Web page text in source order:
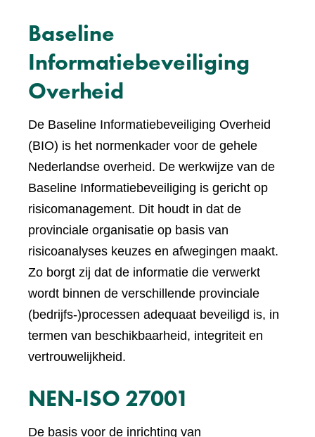
Baseline
Informatiebeveiliging
Overheid
De Baseline Informatiebeveiliging Overheid
(BIO) is het normenkader voor de gehele
Nederlandse overheid. De werkwijze van de
Baseline Informatiebeveiliging is gericht op
risicomanagement. Dit houdt in dat de
provinciale organisatie op basis van
risicoanalyses keuzes en afwegingen maakt.
Zo borgt zij dat de informatie die verwerkt
wordt binnen de verschillende provinciale
(bedrijfs-)processen adequaat beveiligd is, in
termen van beschikbaarheid, integriteit en
vertrouwelijkheid.
NEN-ISO 27001
De basis voor de inrichting van